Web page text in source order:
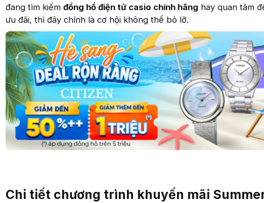
đang tìm kiếm đồng hồ điện tử casio chính hãng hay quan tâm
ưu đãi, thì đây chính là cơ hội không thể bỏ lỡ.
Chi tiết chương trình khuyến mãi